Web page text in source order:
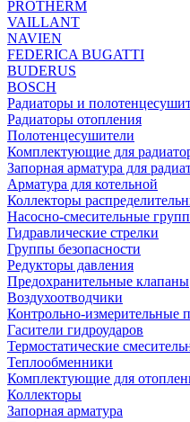
PROTHERM
VAILLANT
NAVIEN
FEDERICA BUGATTI
BUDERUS
BOSCH
Радиаторы и
Радиаторы отопления
Полотенцесушители
Комплектующие для
Запорная арматура для
Арматура для котельной
Коллекторы
Насосно-смесительные
Гидравлические стрелки
Группы безопасности
Редукторы давления
Предохранительные клапаны
Воздухоотводчики
Контрольно-измерительные
Гасители гидроударов
Термостатические
Теплообменники
Комплектующие для
Коллекторы
Запорная арматура